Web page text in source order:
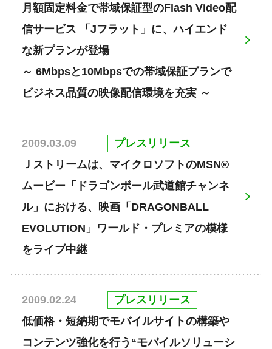
月額固定料金で帯域保証型のFlash Video配
信サービス 「Jフラット」に、ハイエンド
な新プランが登場
～ 6Mbpsと10Mbpsでの帯域保証プランで
ビジネス品質の映像配信環境を充実 ～
2009.03.09
プレスリリース
Ｊストリームは、マイクロソフトのMSN®
ムービー「ドラゴンボール武道館チャンネ
ル」における、映画「DRAGONBALL
EVOLUTION」ワールド・プレミアの模様
をライブ中継
2009.02.24
プレスリリース
低価格・短納期でモバイルサイトの構築や
コンテンツ強化を行う“モバイルソリューシ